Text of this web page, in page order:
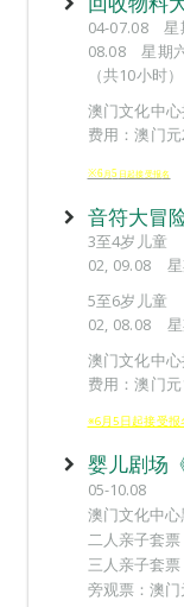
04-07.08 星
08.08 星期
（共10小时）
澳门文化中
费用：澳门
※6 月5 日起接受报名
音符大冒
3至4岁儿童
02, 09.08
5至6岁儿童
02, 08.08
澳门文化中
费用：澳门
※6月5日起接受报
婴儿剧场
05-10.08
澳门文化中心
二人亲子套
三人亲子套
旁观票：澳门